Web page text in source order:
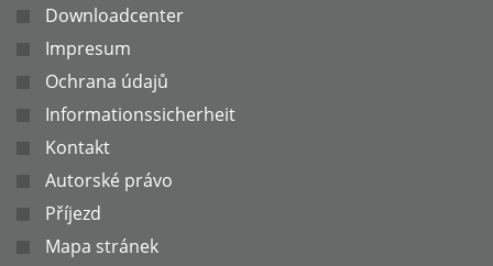
Downloadcenter
Impresum
Ochrana údajů
Informationssicherheit
Kontakt
Autorské právo
Příjezd
Mapa stránek